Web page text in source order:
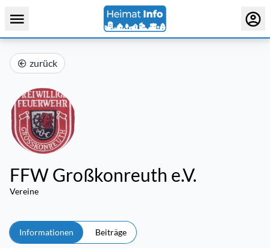
zurück
FFW Großkonreuth e.V.
Vereine
Informationen Beiträge